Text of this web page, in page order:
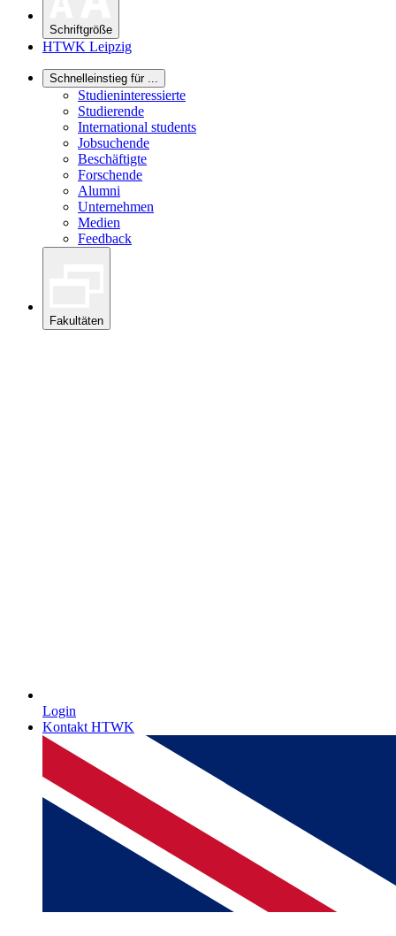
Schriftgröße
HTWK Leipzig
Schnelleinstieg für ...
Studieninteressierte
Studierende
International students
Jobsuchende
Beschäftigte
Forschende
Alumni
Unternehmen
Medien
Feedback
Fakultäten
Login
Kontakt HTWK